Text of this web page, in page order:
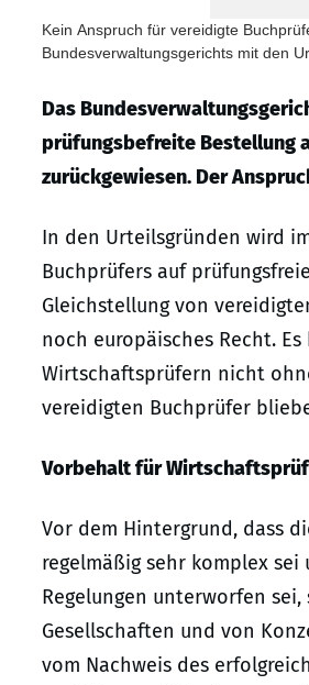
Kein Anspruch für vereidigte
Bundesverwaltungsgerichts mit den
Das
prüfungsbefreite Bestellung
zurückgewiesen. Der
In den Urteilsgründen wird
Buchprüfers auf
Gleichstellung von
noch europäisches Recht.
Wirtschaftsprüfern nicht
vereidigten Buchprüfer
Vorbehalt für
Vor dem Hintergrund, dass
regelmäßig sehr komplex
Regelungen unterworfen
Gesellschaften und von
vom Nachweis des